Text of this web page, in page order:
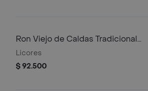
Ron Viejo de Caldas Tradicional
750 ml
Licores
$ 92.500